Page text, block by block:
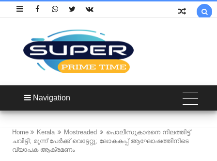

Navigation
Home Kerala Mostreaded
പൊലീസുകാരനെ നിലത്തിട്ട്
ചവിട്ടി; മൂന്ന് പേർക്ക് വെട്ടേറ്റു; ലോകകപ്പ് ആഘോഷത്തിനിടെ
വ്യാപക ആക്രമണം